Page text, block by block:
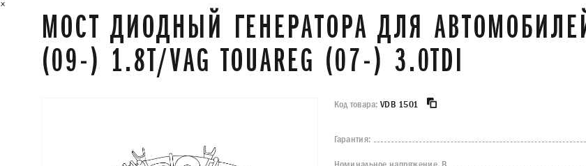
×
МОСТ ДИОДНЫЙ ГЕНЕРАТОРА ДЛЯ АВТОМОБИЛЕЙ
(09-) 1.8T/VAG TOUAREG (07-) 3.0TDI
Код товара: VDB 1501
Гарантия:
Номинальное напряжение, В